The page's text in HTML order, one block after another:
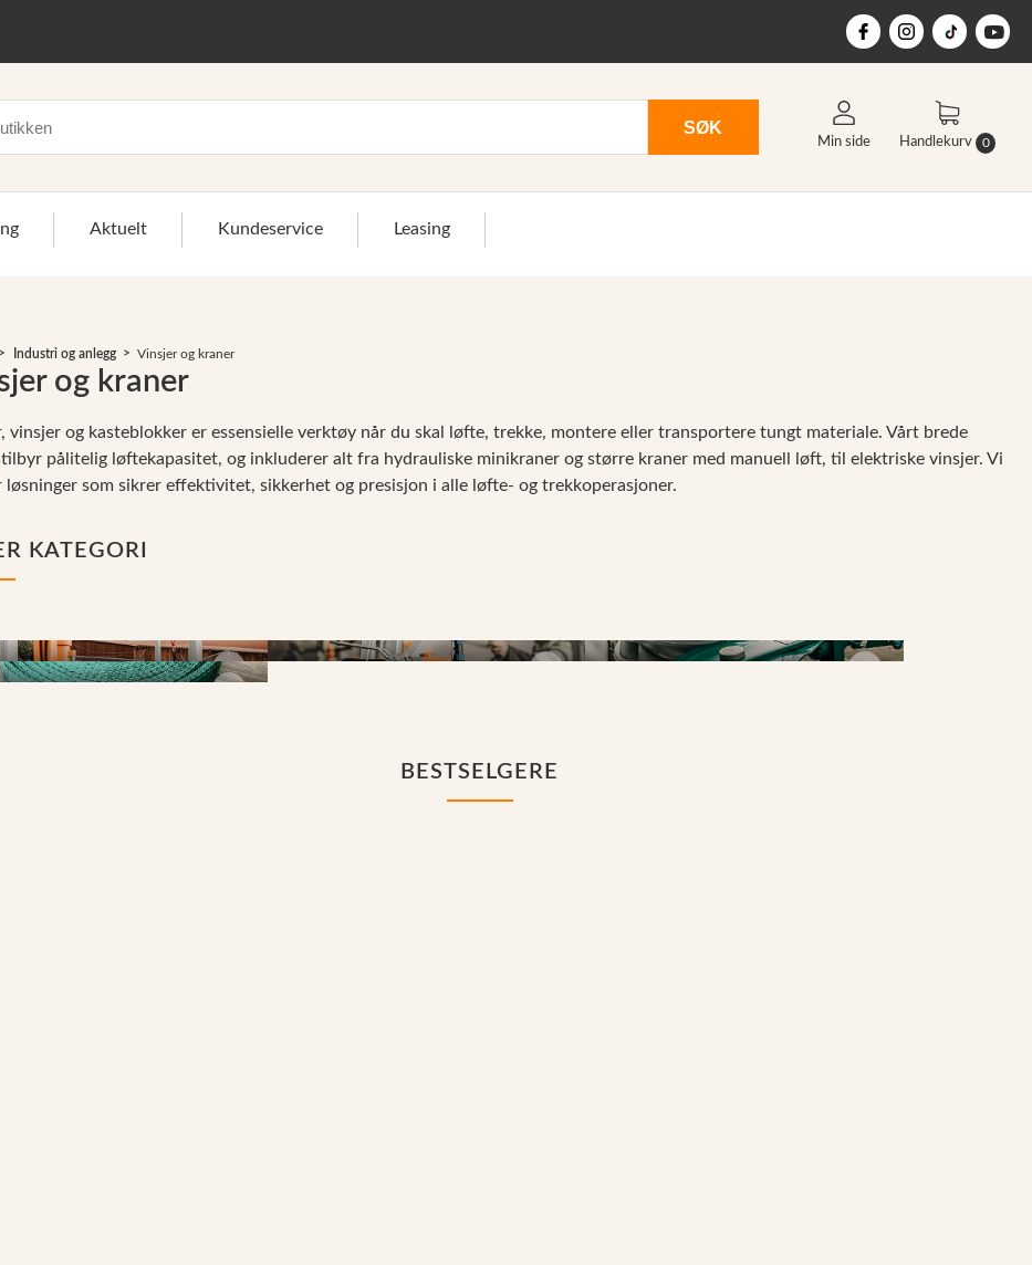
SØK
Min side Handlekurv 0
Aktuelt Kundeservice Leasing
Industri og anlegg Vinsjer og kraner
og kraner
vinsjer og kasteblokker er essensielle verktøy når du skal løfte, trekke, montere eller transportere tungt materiale. Vårt brede
pålitelig løftekapasitet, og inkluderer alt fra hydrauliske minikraner og større kraner med manuell løft, til elektriske vinsjer. Vi
løsninger som sikrer effektivitet, sikkerhet og presisjon i alle løfte- og trekkoperasjoner.
KATEGORI
BESTSELGERE